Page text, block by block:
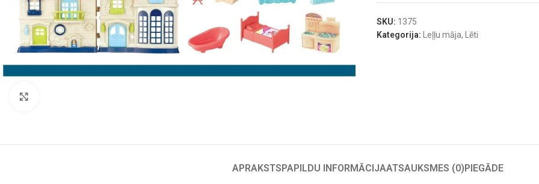
SKU: 1375
Kategorija:
Leļļu māja, Lēti
APRAKSTSPAPILDU INFORMĀCIJAATSAUKSMES (0)PIEGĀDE